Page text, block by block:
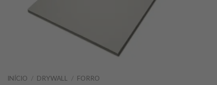
INÍCIO / DRYWALL / FORRO